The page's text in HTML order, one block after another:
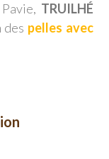
TRUILHÉ
des pelles avec